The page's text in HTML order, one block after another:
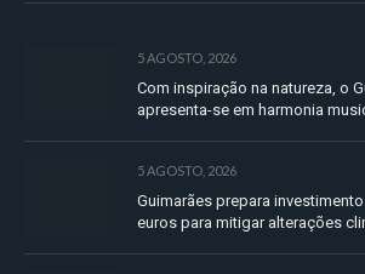
5 AGOSTO, 2026
Com inspiração na natureza, o
apresenta-se em harmonia
5 AGOSTO, 2026
Guimarães prepara
euros para mitigar alterações